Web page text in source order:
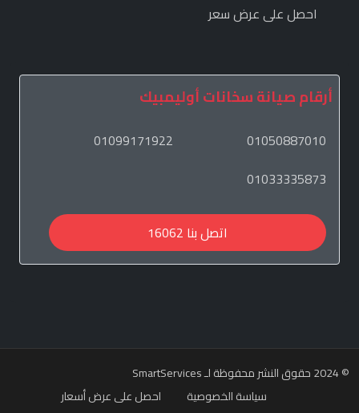
احصل على عرض سعر
أرقام صيانة سخانات أوليمبيك
01050887010
01099171922
01033335873
اتصل بنا 16062
© 2024 حقوق النشر محفوظة لـ
SmartServices
سياسة الخصوصية
احصل على عرض أسعار